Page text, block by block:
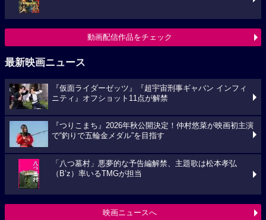
動画配信作品をチェック
最新映画ニュース
『仮面ライダーゼッツ』『超宇宙刑事ギャバン インフィ
ニティ』オフショット11点が解禁
『つりこまち』2026年秋公開決定！仲村悠菜が映画初主演
で“釣りで五輪金メダル”を目指す
「八つ墓村」悪夢的な予告編解禁、主題歌は松本孝弘
（B’z）率いるTMGが担当
映画ニュースへ